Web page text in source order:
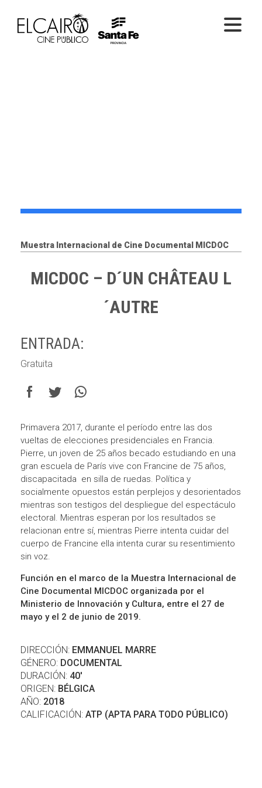
Muestra Internacional de Cine Documental MICDOC
MICDOC – D´UN CHÂTEAU L
´AUTRE
ENTRADA:
Gratuita
Primavera 2017, durante el período entre las dos
vueltas de elecciones presidenciales en Francia.
Pierre, un joven de 25 años becado estudiando en una
gran escuela de París vive con Francine de 75 años,
discapacitada en silla de ruedas. Política y
socialmente opuestos están perplejos y desorientados
mientras son testigos del despliegue del espectáculo
electoral. Mientras esperan por los resultados se
relacionan entre sí, mientras Pierre intenta cuidar del
cuerpo de Francine ella intenta curar su resentimiento
sin voz.
Función en el marco de la Muestra Internacional de
Cine Documental MICDOC organizada por el
Ministerio de Innovación y Cultura, entre el 27 de
mayo y el 2 de junio de 2019.
DIRECCIÓN: EMMANUEL MARRE
GÉNERO: DOCUMENTAL
DURACIÓN: 40'
ORIGEN: BÉLGICA
AÑO: 2018
CALIFICACIÓN: ATP (APTA PARA TODO PÚBLICO)